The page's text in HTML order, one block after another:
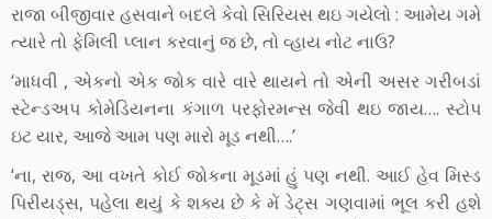
રાજા બીજીવાર હસવાને બદલે કેવો સિરિયસ થઇ ગયેલો : આમેય ગમે
ત્યારે તો ફેમિલી પ્લાન કરવાનું જ છે, તો વ્હાય નોટ નાઉ?
‘માધવી , એકનો એક જોક વારે વારે થાયને તો એની અસર ગરીબડાં
સ્ટેન્ડઅપ કોમેડિયનના કંગાળ પરફોરમન્સ જેવી થઇ જાય…. સ્ટોપ
ઇટ યાર, આજે આમ પણ મારો મૂડ નથી….’
‘ના, રાજ, આ વખતે કોઈ જોકના મૂડમાં હું પણ નથી. આઈ હેવ મિસ્ડ
પિરીયડ્સ, પહેલા થયું કે શક્ય છે કે મેં ડેટ્સ ગણવામાં ભૂલ કરી હશે